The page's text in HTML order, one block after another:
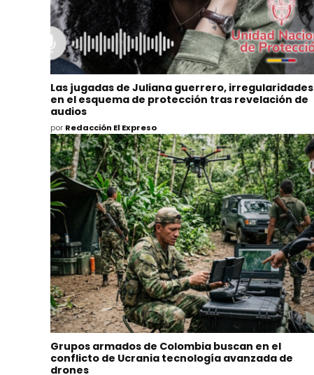
Las jugadas de Juliana guerrero, irregularidades
en el esquema de protección tras revelación de
audios
por Redacción El Expreso
Grupos armados de Colombia buscan en el
conflicto de Ucrania tecnología avanzada de
drones